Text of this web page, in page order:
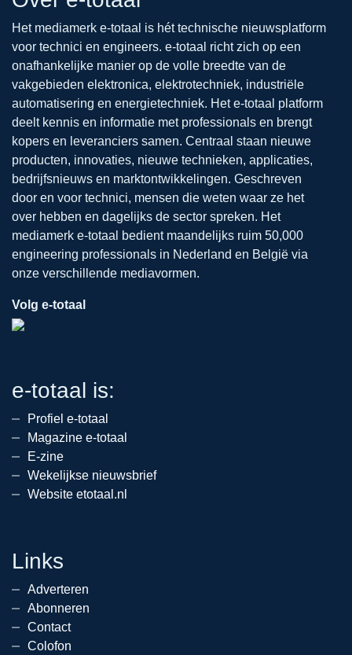
Het mediamerk e-totaal is hét technische nieuwsplatform
voor technici en engineers. e-totaal richt zich op een
onafhankelijke manier op de volle breedte van de
vakgebieden elektronica, elektrotechniek, industriële
automatisering en energietechniek. Het e-totaal platform
deelt kennis en informatie met professionals en brengt
kopers en leveranciers samen. Centraal staan nieuwe
producten, innovaties, nieuwe technieken, applicaties,
bedrijfsnieuws en marktontwikkelingen. Geschreven
door en voor technici, mensen die weten waar ze het
over hebben en dagelijks de sector spreken. Het
mediamerk e-totaal bedient maandelijks ruim 50,000
engineering professionals in Nederland en België via
onze verschillende mediavormen.
Volg e-totaal
e-totaal is:
Profiel e-totaal
Magazine e-totaal
E-zine
Wekelijkse nieuwsbrief
Website etotaal.nl
Links
Adverteren
Abonneren
Contact
Colofon